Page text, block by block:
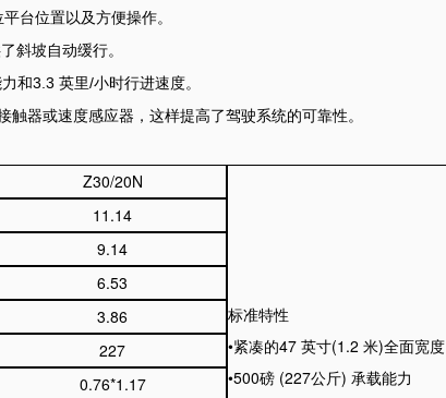
台位置以及方便操作。
斜坡自动缓行。
和3.3 英里/小时行进速度。
触器或速度感应器，这样提高了驾驶系统的可靠性。
Z30/20N
标准特性
•紧凑的47英寸(1.2米)全面宽度
•500磅 (227公斤)承载能力
11.14
9.14
6.53
3.86
227
0.76*1.17